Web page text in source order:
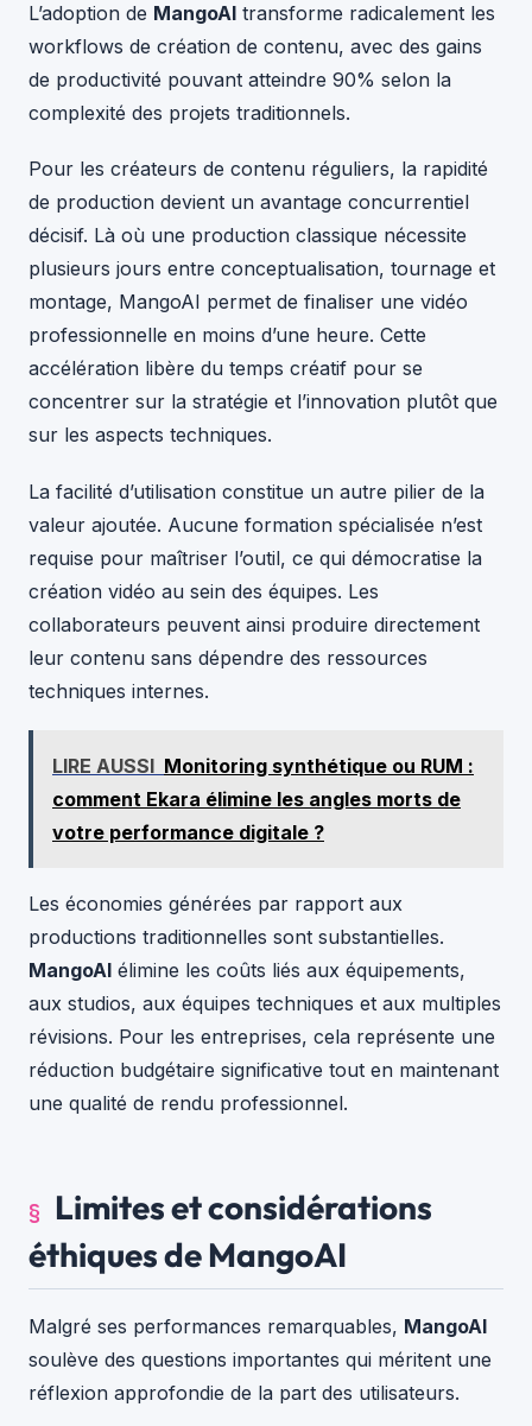
L’adoption de MangoAI transforme radicalement les
workflows de création de contenu, avec des gains
de productivité pouvant atteindre 90% selon la
complexité des projets traditionnels.
Pour les créateurs de contenu réguliers, la rapidité
de production devient un avantage concurrentiel
décisif. Là où une production classique nécessite
plusieurs jours entre conceptualisation, tournage et
montage, MangoAI permet de finaliser une vidéo
professionnelle en moins d’une heure. Cette
accélération libère du temps créatif pour se
concentrer sur la stratégie et l’innovation plutôt que
sur les aspects techniques.
La facilité d’utilisation constitue un autre pilier de la
valeur ajoutée. Aucune formation spécialisée n’est
requise pour maîtriser l’outil, ce qui démocratise la
création vidéo au sein des équipes. Les
collaborateurs peuvent ainsi produire directement
leur contenu sans dépendre des ressources
techniques internes.
LIRE AUSSI Monitoring synthétique ou RUM :
comment Ekara élimine les angles morts de
votre performance digitale ?
Les économies générées par rapport aux
productions traditionnelles sont substantielles.
MangoAI élimine les coûts liés aux équipements,
aux studios, aux équipes techniques et aux multiples
révisions. Pour les entreprises, cela représente une
réduction budgétaire significative tout en maintenant
une qualité de rendu professionnel.
Limites et considérations
éthiques de MangoAI
Malgré ses performances remarquables, MangoAI
soulève des questions importantes qui méritent une
réflexion approfondie de la part des utilisateurs.